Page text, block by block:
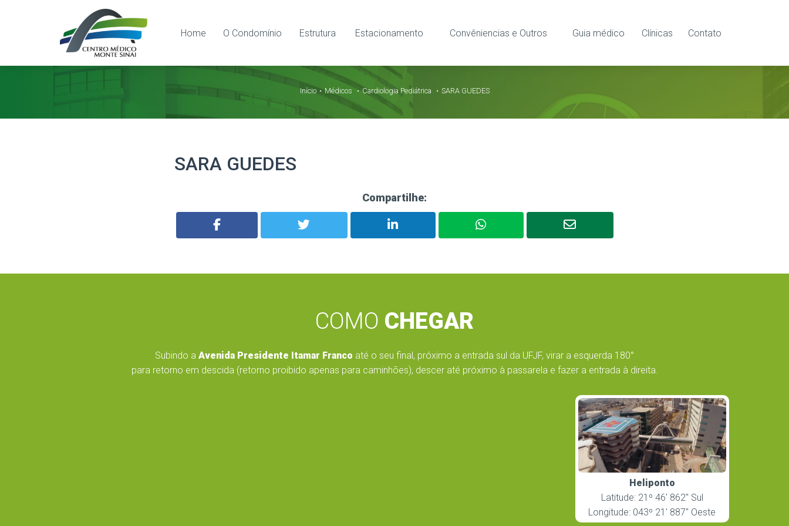
Home O Condomínio Estrutura Estacionamento Convêniencias e Outros Guia médico Clínicas Contato
Início Médicos Cardiologia Pediátrica SARA GUEDES
SARA GUEDES
Compartilhe:
COMO CHEGAR
Subindo a Avenida Presidente Itamar Franco até o seu final, próximo a entrada sul da UFJF, virar a esquerda 180°
para retorno em descida (retorno proibido apenas para caminhões), descer até próximo à passarela e fazer a entrada à direita.
Heliponto
Latitude: 21º 46′ 862″ Sul
Longitude: 043º 21′ 887″ Oeste